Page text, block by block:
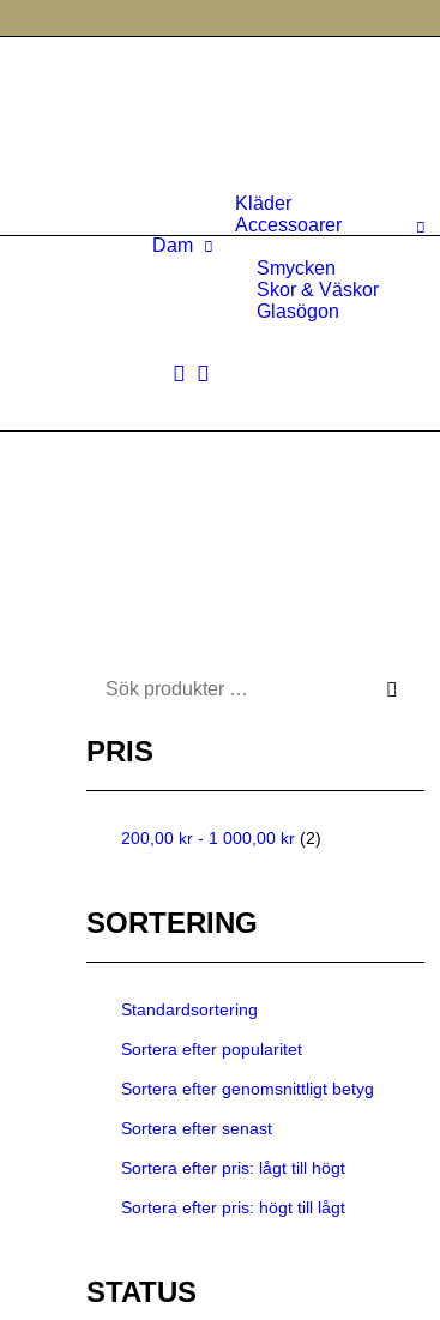
Dam
Kläder
Accessoarer
Smycken
Skor & Väskor
Glasögon
Sök
PRIS
200,00 kr - 1 000,00 kr (2)
SORTERING
Standardsortering
Sortera efter popularitet
Sortera efter genomsnittligt betyg
Sortera efter senast
Sortera efter pris: lågt till högt
Sortera efter pris: högt till lågt
STATUS